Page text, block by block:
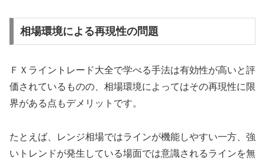
相場環境による再現性の問題
ＦＸライントレード大全で学べる手法は有効性が高いと評
価されているものの、相場環境によってはその再現性に限
界がある点もデメリットです。
たとえば、レンジ相場ではラインが機能しやすい一方、強
いトレンドが発生している場面では意識されるラインを無